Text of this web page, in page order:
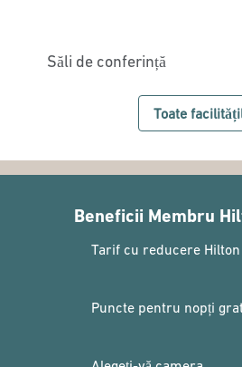
Săli de conferință
Toate
Beneficii Membru
Tarif cu reducere
Puncte pentru nopți